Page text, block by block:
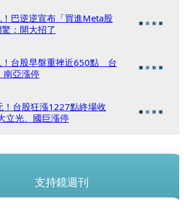
巴逆逆宣布「買進Meta股
：開大招了
！台股早盤重挫近650點 台
南亞漲停
！台股狂漲1227點終場收
光、國巨漲停
支持鏡週刊